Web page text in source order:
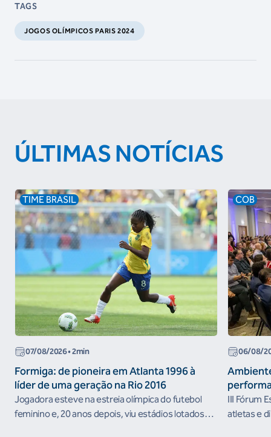
TAGS
JOGOS OLÍMPICOS PARIS 2024
ÚLTIMAS NOTÍCIAS
TIME BRASIL
07/08/2026• 2min
Formiga: de pioneira em Atlanta 1996 à
líder de uma geração na Rio 2016
Jogadora esteve na estreia olímpica do futebol
feminino e, 20 anos depois, viu estádios lotados
COB
06/08/
III Fórum
atletas e